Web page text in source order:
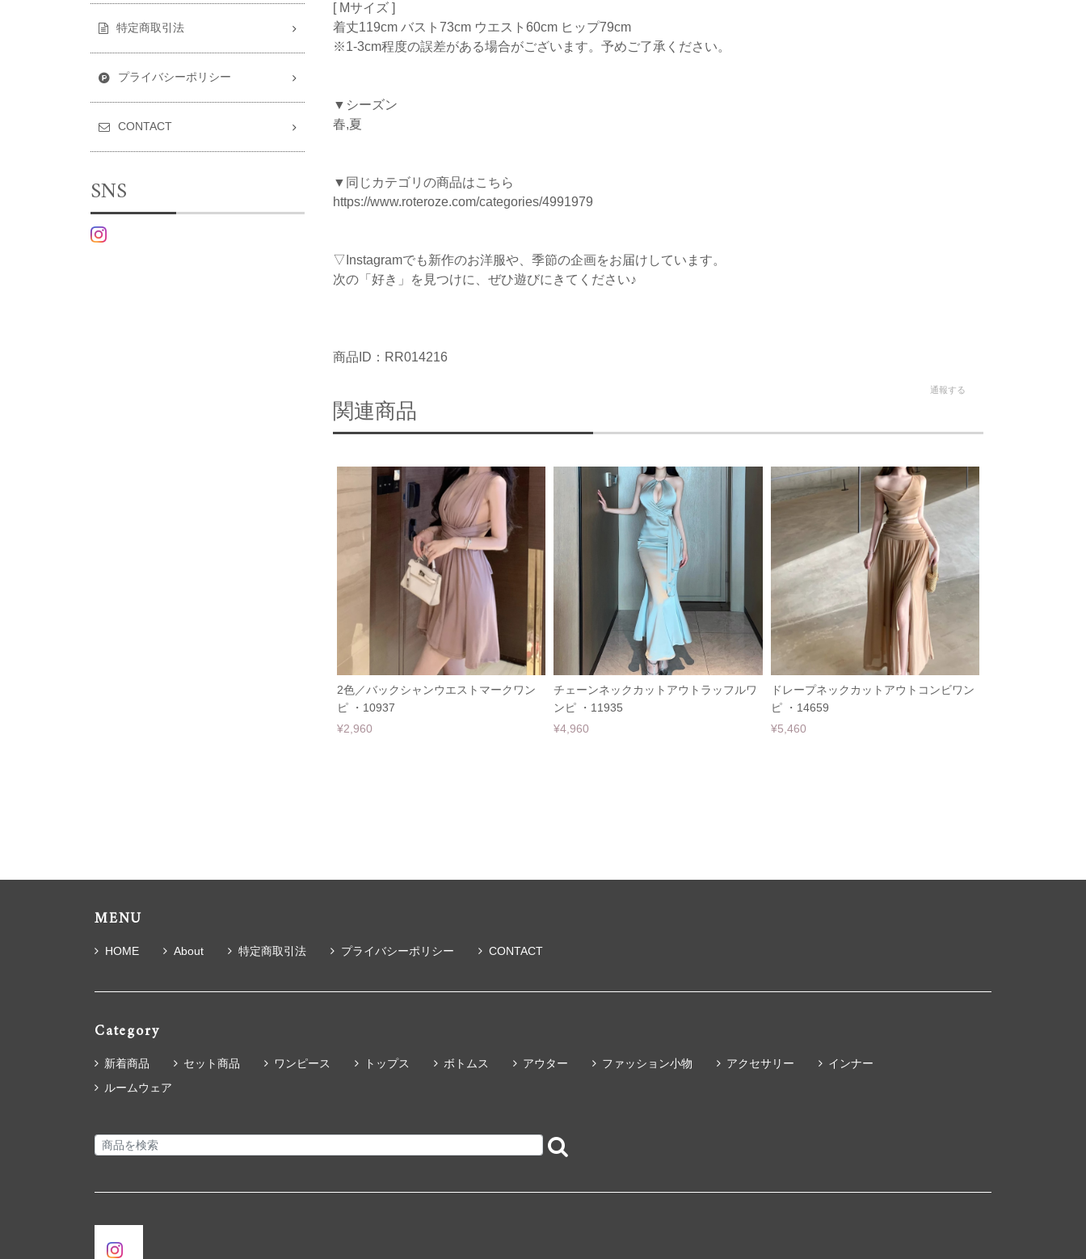
[ Mサイズ ]
着丈119cm バスト73cm ウエスト60cm ヒップ79cm
※1-3cm程度の誤差がある場合がございます。予めご了承ください。
▼シーズン
春,夏
▼同じカテゴリの商品はこちら
https://www.roteroze.com/categories/4991979
▽Instagramでも新作のお洋服や、季節の企画をお届けしています。
次の「好き」を見つけに、ぜひ遊びにきてください♪
商品ID：RR014216
通報する
関連商品
2色／バックシャンウエストマークワン
ピ ・10937
¥2,960
チェーンネックカットアウトラッフルワ
ンピ ・11935
¥4,960
ドレープネックカットアウトコンビワン
ピ ・14659
¥5,460
特定商取引法
プライバシーポリシー
CONTACT
SNS
MENU
HOME About 特定商取引法 プライバシーポリシー CONTACT
Category
新着商品 セット商品 ワンピース トップス ボトムス アウター ファッション小物 アクセサリー
インナー
ルームウェア